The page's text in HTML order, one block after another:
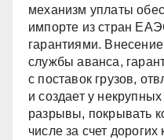
механизм уплаты
импорте из стран
гарантиями.
службы аванса,
с поставок грузов,
и создает у
разрывы, покрывать
числе за счет